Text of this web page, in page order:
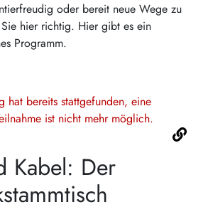
oder bereit neue Wege zu
hier richtig. Hier gibt es ein
Programm.
hat bereits stattgefunden, eine
ist nicht mehr möglich.
Kabel: Der